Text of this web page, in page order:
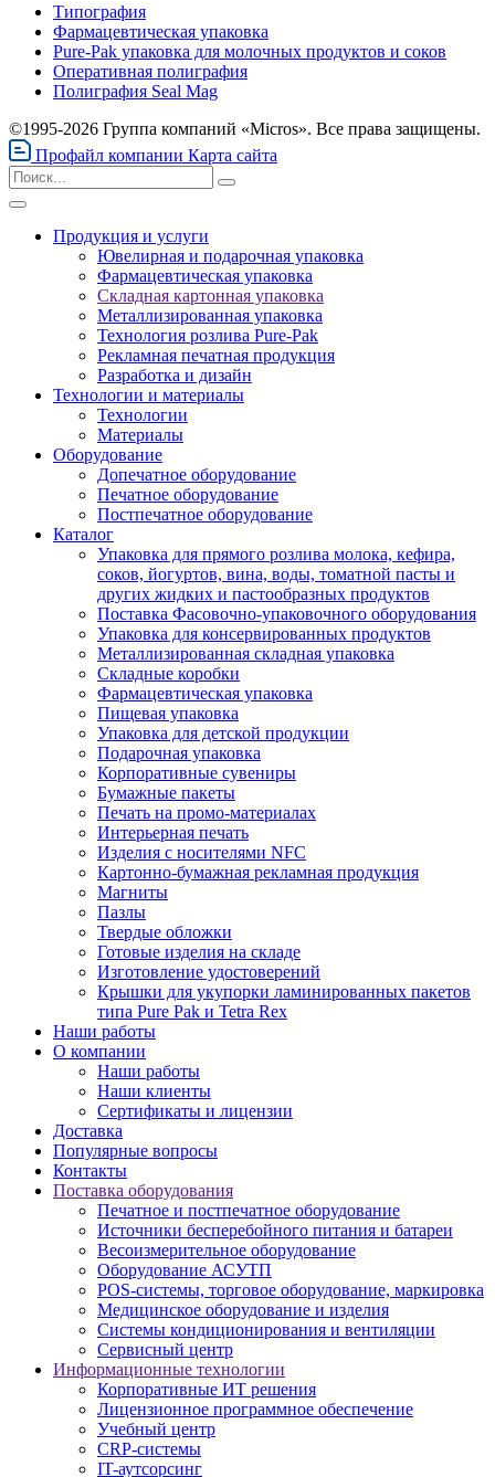
Типография
Фармацевтическая упаковка
Pure-Pak упаковка для молочных продуктов и соков
Оперативная полиграфия
Полиграфия Seal Mag
©1995-2026 Группа компаний «Micros». Все права защищены.
Профайл компании Карта сайта
Продукция и услуги
Ювелирная и подарочная упаковка
Фармацевтическая упаковка
Складная картонная упаковка
Металлизированная упаковка
Технология розлива Pure-Pak
Рекламная печатная продукция
Разработка и дизайн
Технологии и материалы
Технологии
Материалы
Оборудование
Допечатное оборудование
Печатное оборудование
Постпечатное оборудование
Каталог
Упаковка для прямого розлива молока, кефира,
соков, йогуртов, вина, воды, томатной пасты и
других жидких и пастообразных продуктов
Поставка Фасовочно-упаковочного оборудования
Упаковка для консервированных продуктов
Металлизированная складная упаковка
Складные коробки
Фармацевтическая упаковка
Пищевая упаковка
Упаковка для детской продукции
Подарочная упаковка
Корпоративные сувениры
Бумажные пакеты
Печать на промо-материалах
Интерьерная печать
Изделия с носителями NFC
Картонно-бумажная рекламная продукция
Магниты
Пазлы
Твердые обложки
Готовые изделия на складе
Изготовление удостоверений
Крышки для укупорки ламинированных пакетов
типа Pure Pak и Tetra Rex
Наши работы
О компании
Наши работы
Наши клиенты
Сертификаты и лицензии
Доставка
Популярные вопросы
Контакты
Поставка оборудования
Печатное и постпечатное оборудование
Источники бесперебойного питания и батареи
Весоизмерительное оборудование
Оборудование АСУТП
POS-системы, торговое оборудование, маркировка
Медицинское оборудование и изделия
Системы кондиционирования и вентиляции
Сервисный центр
Информационные технологии
Корпоративные ИТ решения
Лицензионное программное обеспечение
Учебный центр
CRP-системы
IT-аутсорсинг